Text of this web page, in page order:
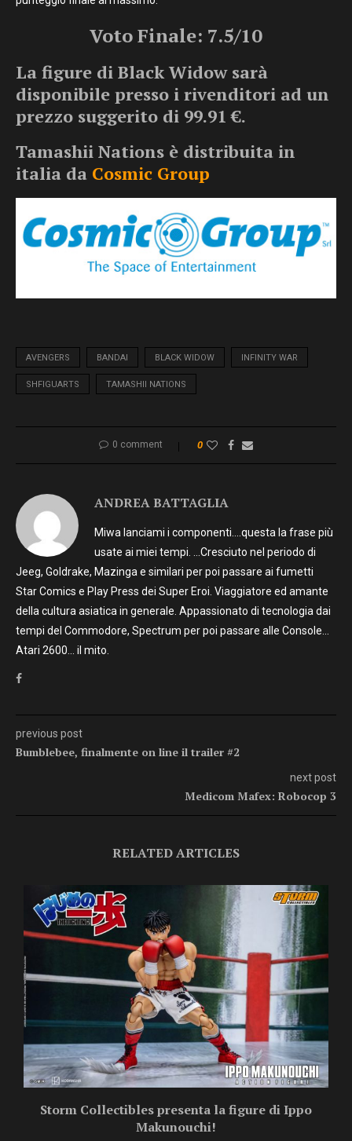
Voto Finale: 7.5/10
La figure di Black Widowsarà
disponibile presso i rivenditori ad un
prezzo suggerito di 99.91 €.
Tamashii Nations è distribuita in
italia da Cosmic Group
AVENGERS BANDAI BLACK WIDOW INFINITY WAR
SHFIGUARTS TAMASHII NATIONS
0 comment 0
ANDREA BATTAGLIA
Miwa lanciami i componenti….questa la frase più
usate ai miei tempi. …Cresciuto nel periodo di
Jeeg, Goldrake, Mazinga e similari per poi passare ai fumetti
Star Comics e Play Press dei Super Eroi. Viaggiatore ed amante
della cultura asiatica in generale. Appassionato di tecnologia dai
tempi del Commodore, Spectrum per poi passare alle Console…
Atari 2600… il mito.
previous post
Bumblebee, finalmente on line il trailer #2
next post
Medicom Mafex: Robocop 3
RELATED ARTICLES
Storm Collectibles presenta la figure di Ippo
Makunouchi!